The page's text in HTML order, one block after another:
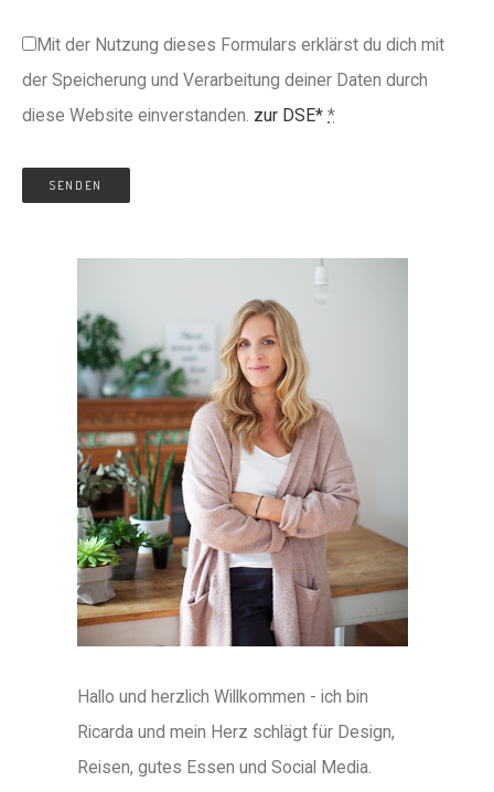
Mit der Nutzung dieses Formulars erklärst du dich mit
der Speicherung und Verarbeitung deiner Daten durch
diese Website einverstanden. zur DSE* *
Hallo und herzlich Willkommen - ich bin
Ricarda und mein Herz schlägt für Design,
Reisen, gutes Essen und Social Media.